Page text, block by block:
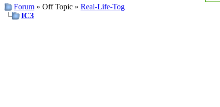
Forum » Off Topic » Real-Life-Tog
IC3